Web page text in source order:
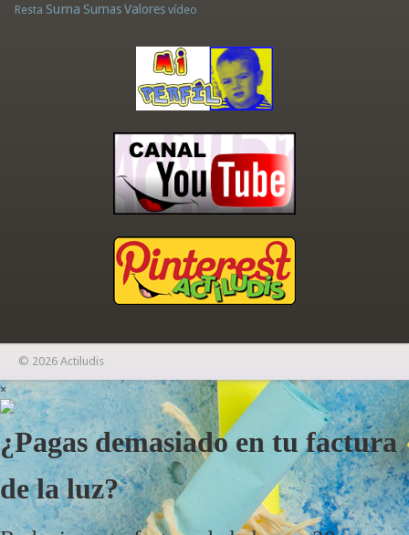
Resta Suma Sumas Valores vídeo
© 2026 Actiludis
×
¿Pagas demasiado en tu factura
de la luz?